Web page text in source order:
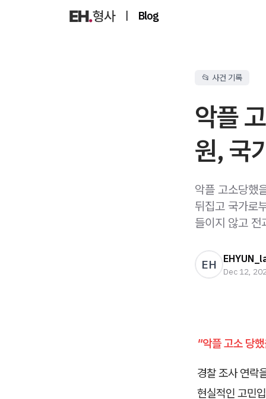
| Blog
📂 사건 기록
악플
원, 국
악플 고소당했
뒤집고 국가로
들이지 않고 전
EH Dec 12,
"악플 고소 당
경찰 조사 연락
현실적인 고민